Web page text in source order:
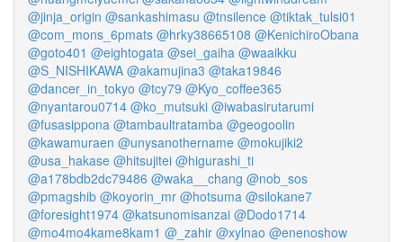
@jinja_origin @sankashimasu @tnsilence @tiktak_tulsi01
@com_mons_6pmats @hrky38665108 @KenichiroObana
@goto401 @eightogata @sei_gaiha @waaikku
@S_NISHIKAWA @akamujina3 @taka19846
@dancer_in_tokyo @tcy79 @Kyo_coffee365
@nyantarou0714 @ko_mutsuki @iwabasirutarumi
@fusasippona @tambaultratamba @geogoolin
@kawamuraen @unysanothername @mokujiki2
@usa_hakase @hitsujitei @higurashi_ti
@a178bdb2dc79486 @waka__chang @nob_sos
@pmagshib @koyorin_mr @hotsuma @silokane7
@foresight1974 @katsunomisanzai @Dodo1714
@mo4mo4kame8kam1 @_zahir @xylnao @enenoshow